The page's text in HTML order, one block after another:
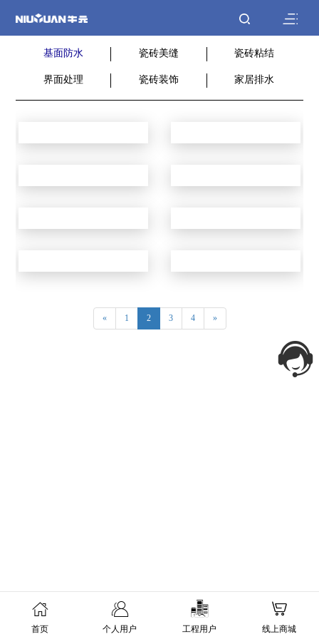
基面防水 瓷砖美缝 瓷砖粘结
界面处理 瓷砖装饰 家居排水
« 1 2 3 4 »
首页 个人用户 工程用户 线上商城